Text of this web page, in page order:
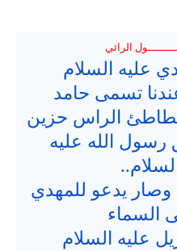
الرائي
عليه السلام
تسمى حامد
الراس حزين
الله عليه
وصار يدعو للمهدي
السماء
عليه السلام